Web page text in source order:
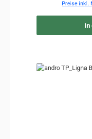
Preise inkl.
In